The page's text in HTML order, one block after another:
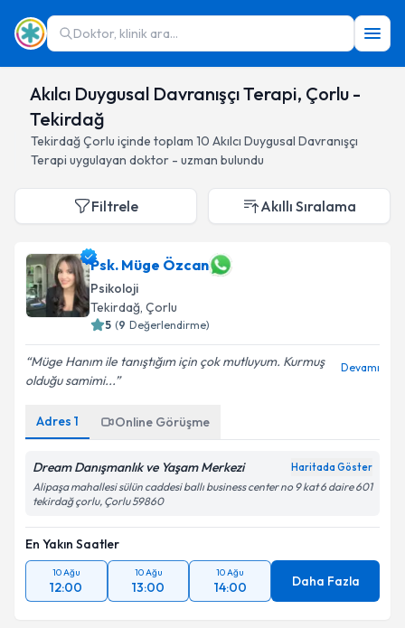
Doktor, klinik ara...
Akılcı Duygusal Davranışçı Terapi, Çorlu -
Tekirdağ
TekirdağÇorlu içinde toplam 10 Akılcı Duygusal Davranışçı
Terapi uygulayan doktor - uzman bulundu
Filtrele Akıllı Sıralama
Psk. Müge Özcan
Psikoloji
Tekirdağ, Çorlu
5 (9 Değerlendirme)
Müge Hanım ile tanıştığım için çok mutluyum. Kurmuş
olduğu samimi...
Devamı
Adres 1 Online Görüşme
Dream Danışmanlık ve Yaşam Merkezi Haritada Göster
Alipaşa mahallesi sülün caddesi ballı business center no 9 kat 6 daire 601
tekirdağ çorlu, Çorlu 59860
En Yakın Saatler
10 Ağu
12:00
10 Ağu
13:00
10 Ağu
14:00 Daha Fazla